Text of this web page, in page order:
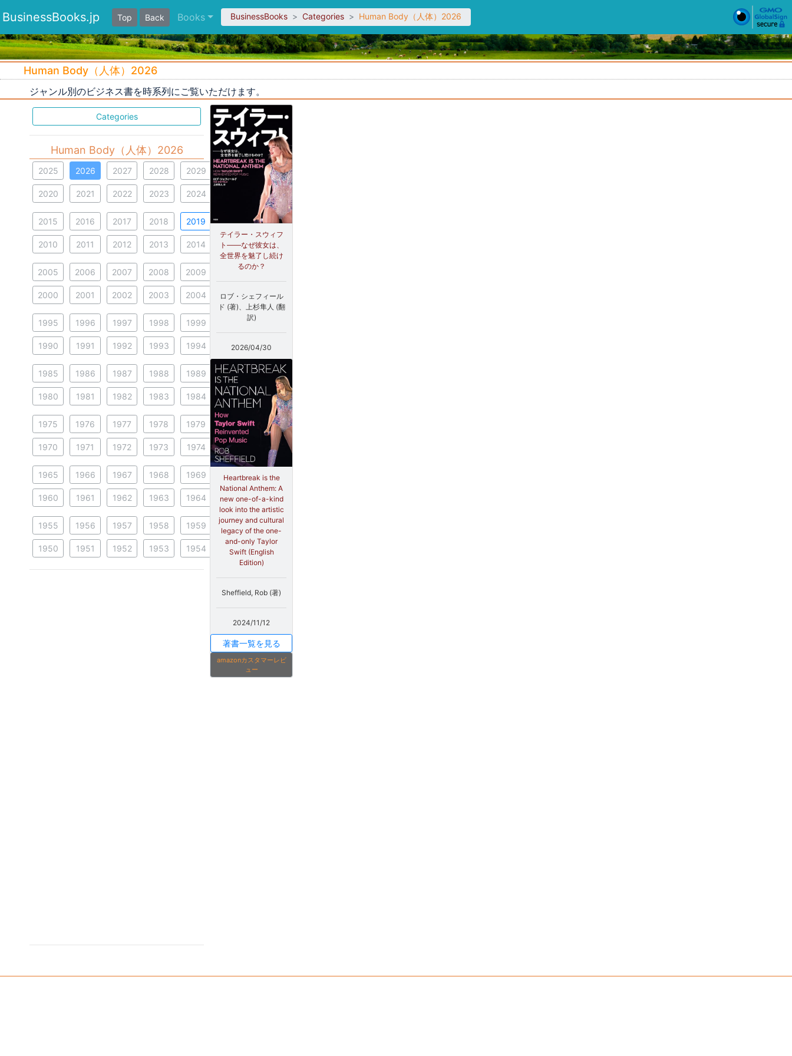
BusinessBooks.jp Top Back Books BusinessBooks Categories Human Body（人体）2026
Human Body（人体）2026
ジャンル別のビジネス書を時系列にご覧いただけます。
Categories
Human Body（人体）2026
2025 2026 2027 2028 2029
2020 2021 2022 2023 2024
2015 2016 2017 2018 2019
2010 2011 2012 2013 2014
2005 2006 2007 2008 2009
2000 2001 2002 2003 2004
1995 1996 1997 1998 1999
1990 1991 1992 1993 1994
1985 1986 1987 1988 1989
1980 1981 1982 1983 1984
1975 1976 1977 1978 1979
1970 1971 1972 1973 1974
1965 1966 1967 1968 1969
1960 1961 1962 1963 1964
1955 1956 1957 1958 1959
1950 1951 1952 1953 1954
テイラー・スウィフ
ト――なぜ彼女は、
全世界を魅了し続け
るのか？
ロブ・シェフィール
ド (著)、上杉隼人 (翻
訳)
2026/04/30
Heartbreak is the
National Anthem: A
new one-of-a-kind
look into the artistic
journey and cultural
legacy of the one-
and-only Taylor
Swift (English
Edition)
Sheffield, Rob (著)
2024/11/12
著書一覧を見る
amazonカスタマーレビ
ュー